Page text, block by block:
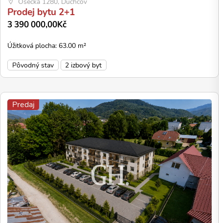
Prodej bytu 2+1
3 390 000,00Kč
Úžitková plocha: 63.00 m²
Pôvodný stav
2 izbový byt
Predaj